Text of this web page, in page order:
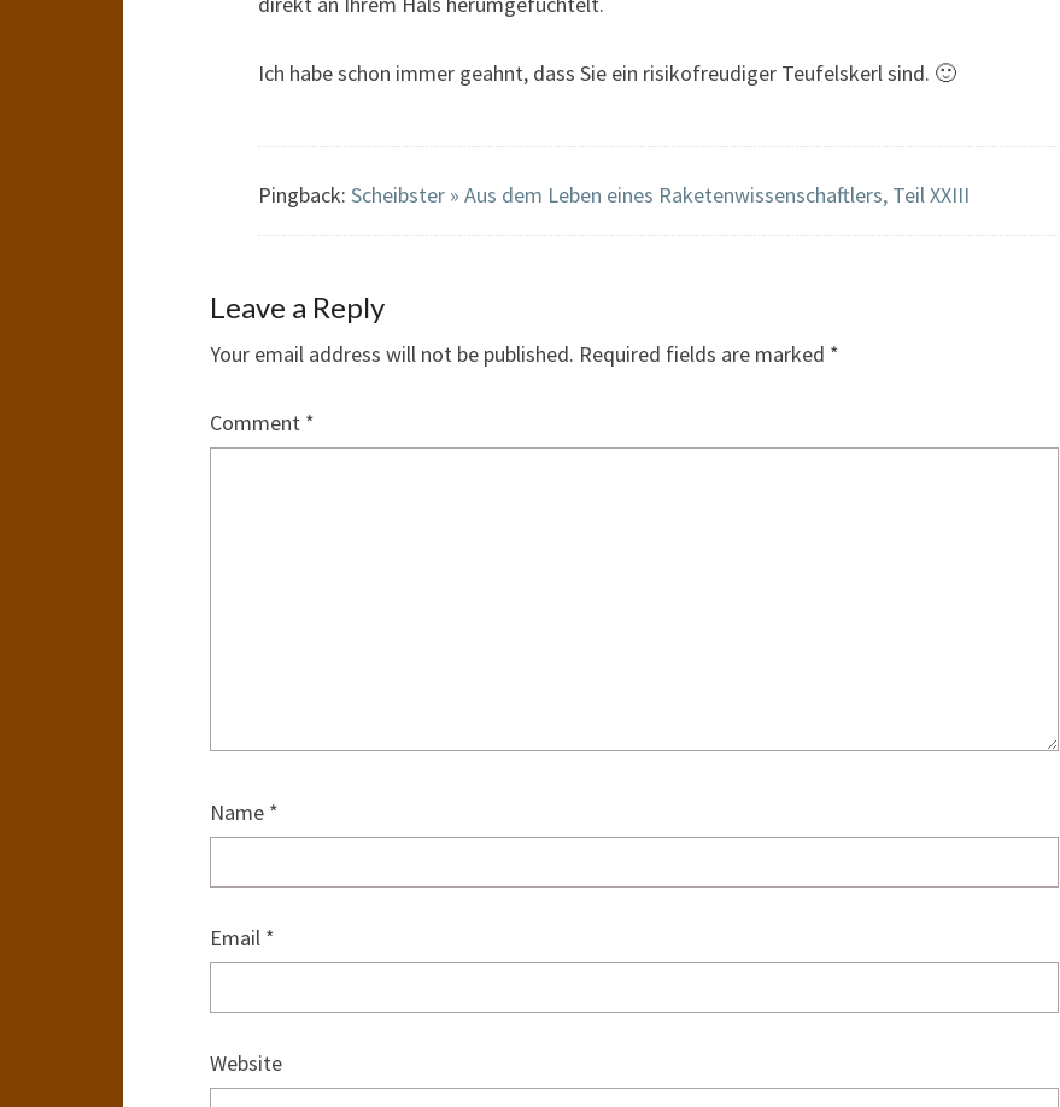
Ich habe schon immer geahnt, dass Sie ein risikofreudiger Teufelskerl sind. 🙂
Pingback: Scheibster » Aus dem Leben eines Raketenwissenschaftlers, Teil XXIII
Leave a Reply
Your email address will not be published. Required fields are marked *
Comment *
Name *
Email *
Website